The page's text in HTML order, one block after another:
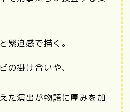
緊迫感で描く。
の掛け合いや、
た演出が物語に厚みを加